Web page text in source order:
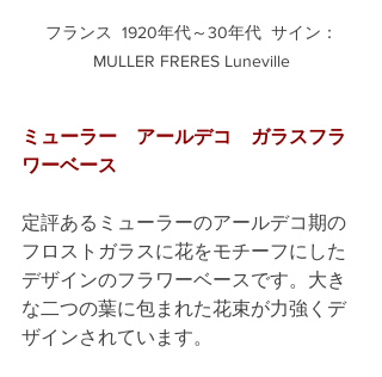
フランス  1920年代～30年代  サイン：
MULLER FRERES Luneville
ミューラー　アールデコ　ガラスフラ
ワーベース
定評あるミューラーのアールデコ期の
フロストガラスに花をモチーフにした
デザインのフラワーベースです。大き
な二つの葉に包まれた花束が力強くデ
ザインされています。